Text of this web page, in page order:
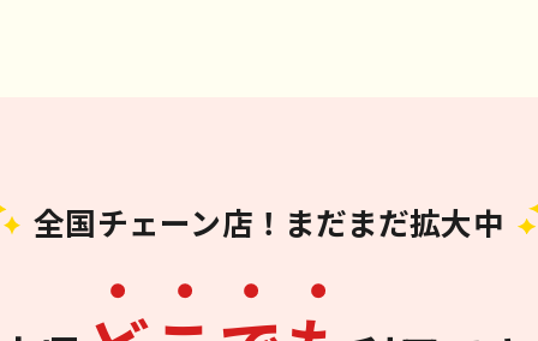
全国チェーン店！まだまだ拡大中